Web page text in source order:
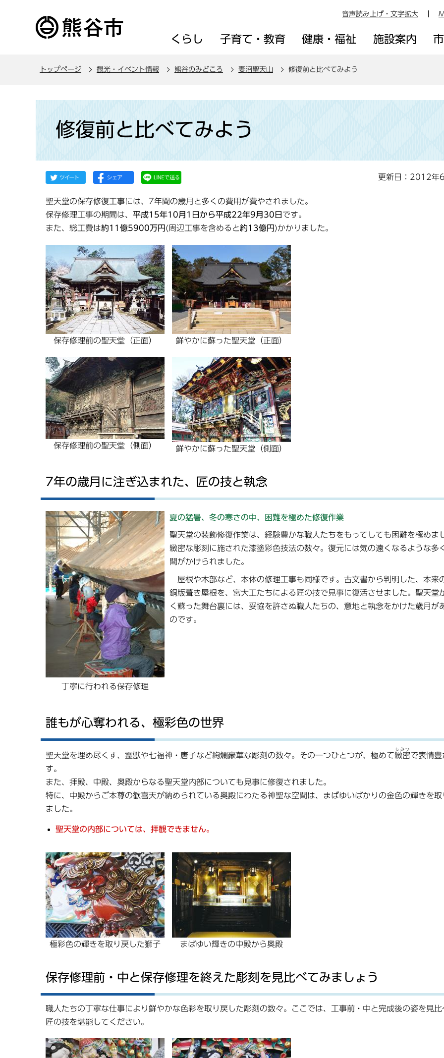
音声読み上げ・文字拡大
くらし 子育て・教育 健康・福祉 施設案内
トップページ 観光・イベント情報 熊谷のみどころ 妻沼聖天山 修復前と比べてみよう
か
修復前と比べてみよう
更新日：2012年
聖天堂の保存修復工事には、7年間の歳月と多くの費用が費やされました。
保存修理工事の期間は、 平成15年10月1日から平成22年9月30日 です。
また、総工費は約11億5900万円(周辺工事を含めると約13億円)かかりました。
保存修理前の聖天堂（正面） 鮮やかに蘇った聖天堂（正面）
保存修理前の聖天堂（側面） 鮮やかに蘇った聖天堂（側面）
7年の歳月に注ぎ込まれた、匠の技と執念
丁寧に行われる保存修理
夏の猛暑、冬の寒さの中、困難を極めた修復作業
聖天堂の装飾修復作業は、経験豊かな職人たちをもってしても困難を極めま
緻密な彫刻に施された漆塗彩色技法の数々。復元には気の遠くなるような多
間がかけられました。
屋根や木部など、本体の修理工事も同様です。古文書から判明した、本来
銅版葺き屋根を、宮大工たちによる匠の技で見事に復活させました。聖天堂
く蘇った舞台裏には、妥協を許さぬ職人たちの、意地と執念をかけた歳月が
のです。
誰もが心奪われる、極彩色の世界
聖天堂を埋め尽くす、霊獣や七福神・唐子など絢爛豪華な彫刻の数々。その一つひとつが、極めて緻密
ちみつ
で表情豊
す。
また、拝殿、中殿、奥殿からなる聖天堂内部についても見事に修復されました。
特に、中殿からご本尊の歓喜天が納められている奥殿にわたる神聖な空間は、まばゆいばかりの金色の輝きを取
ました。
聖天堂の内部については、拝観できません。
極彩色の輝きを取り戻した獅子 まばゆい輝きの中殿から奥殿
保存修理前・中と保存修理を終えた彫刻を見比べてみましょう
職人たちの丁寧な仕事により鮮やかな色彩を取り戻した彫刻の数々。ここでは、工事前・中と完成後の姿を見比
匠の技を堪能してください。